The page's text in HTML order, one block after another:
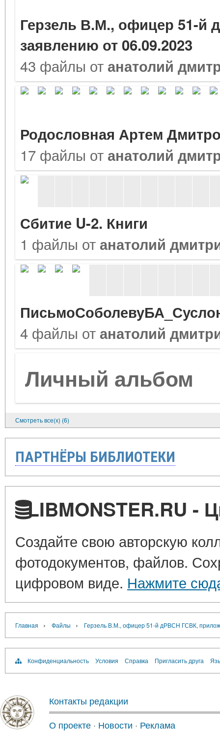
Герзель В.М., офицер 51-й
заявлению от 06.09.2023
43 файлы от анатолий
Родословная Артем
17 файлы от анатолий
Сбитие U-2. Книги
1 файлы от анатолий
4 файлы от анатолий
Личный альбом
Смотреть все(х) (6)
ПАРТНЁРЫ БИБЛИОТЕКИ
LIBMONSTER.RU -
Создайте свою авторскую
фотодокументов, файлов.
цифровом виде. Нажмите
Главная › Файлы › Герзель В.М., офицер 51-й дРВСН ГСВК,
Конфиденциальность Условия Справка Пригласить друга
Контакты редакции
О проекте · Новости · Реклама